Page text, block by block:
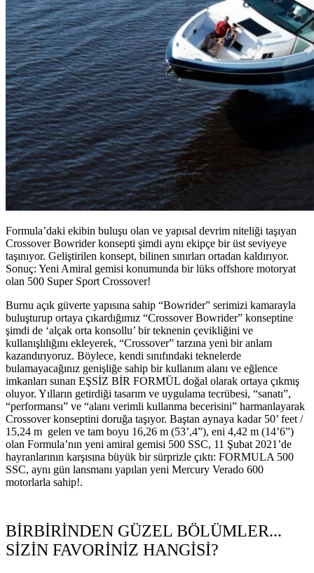
Formula’daki ekibin buluşu olan ve yapısal devrim niteliği taşıyan
Crossover Bowrider konsepti şimdi aynı ekipçe bir üst seviyeye
taşınıyor. Geliştirilen konsept, bilinen sınırları ortadan kaldırıyor.
Sonuç: Yeni Amiral gemisi konumunda bir lüks offshore motoryat
olan 500 Super Sport Crossover!
Burnu açık güverte yapısına sahip “Bowrider” serimizi kamarayla
buluşturup ortaya çıkardığımız “Crossover Bowrider” konseptine
şimdi de ‘alçak orta konsollu’ bir teknenin çevikliğini ve
kullanışlılığını ekleyerek, “Crossover” tarzına yeni bir anlam
kazandırıyoruz. Böylece, kendi sınıfındaki teknelerde
bulamayacağınız genişliğe sahip bir kullanım alanı ve eğlence
imkanları sunan EŞSİZ BİR FORMÜL doğal olarak ortaya çıkmış
oluyor. Yılların getirdiği tasarım ve uygulama tecrübesi, “sanatı”,
“performansı” ve “alanı verimli kullanma becerisini” harmanlayarak
Crossover konseptini doruğa taşıyor. Baştan aynaya kadar 50’ feet /
15,24 m gelen ve tam boyu 16,26 m (53’,4”), eni 4,42 m (14’6”)
olan Formula’nın yeni amiral gemisi 500 SSC, 11 Şubat 2021’de
hayranlarının karşısına büyük bir sürprizle çıktı: FORMULA 500
SSC, aynı gün lansmanı yapılan yeni Mercury Verado 600
motorlarla sahip!.
BİRBİRİNDEN GÜZEL BÖLÜMLER...
SİZİN FAVORİNİZ HANGİSİ?